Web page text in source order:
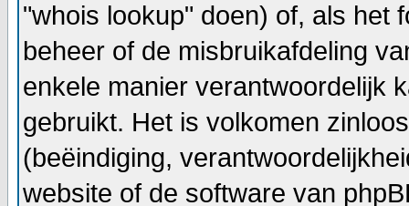
"whois lookup" doen) of, als het
beheer of de misbruikafdeling
enkele manier verantwoordelijk
gebruikt. Het is volkomen
(beëindiging,
website of de software van